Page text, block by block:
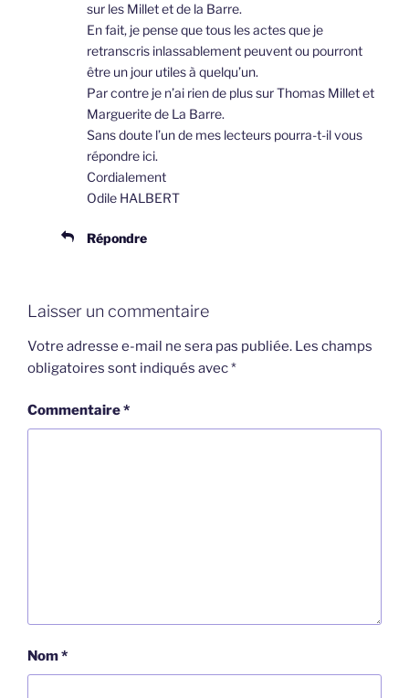
sur les Millet et de la Barre.
En fait, je pense que tous les actes que je
retranscris inlassablement peuvent ou pourront
être un jour utiles à quelqu’un.
Par contre je n’ai rien de plus sur Thomas Millet et
Marguerite de La Barre.
Sans doute l’un de mes lecteurs pourra-t-il vous
répondre ici.
Cordialement
Odile HALBERT
Répondre
Laisser un commentaire
Votre adresse e-mail ne sera pas publiée. Les champs
obligatoires sont indiqués avec*
Commentaire*
Nom*